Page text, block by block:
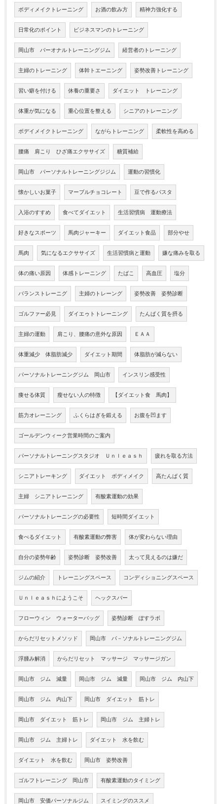
ボディメイクトレーニング お酒の飲み方 精神力強化する
日常化のポイント ビジネスマンのトレーニング
岡山市 パーオナルトレーニングジム 経営者のトレーニング
主婦のトレーニング 体幹トエーニング 姿勢改善トレーニング
習い癖を付ける 休養の重要さ ダイエット トレーニング
体重が気になる 重心位置を整える シニアのトレーニング
ボデイメイクトレーニング ながらトレーニング 柔軟性を高める
腰痛 肩こり ひざ痛エクササイズ 糖質補給
岡山市 パーソナルトレーニングジジム 運動の習慣化
懐かしいお菓子 マーブルチョコレート 豆で作るパスタ
入浴のすすめ 食べてダイエット 生活習慣病 運動療法
好きなスポーツ 馬肉ジャーキー ダイエット食品 部分やせ
馬肉 気になるエクササイズ 生活習慣病と運動 嫌な痛みを取る
体の痛い原因 体感トレーニング たばこ 高血圧 塩分
バランストレーニグ 主婦のトレーング 姿勢改善 姿勢診断
ゴルファー必見 ダイエゥトトレーニング たんぱく質を摂る
主婦の運動 肩こり、腰痛の意外な原因 ＥＡＡ
体重減少 体脂肪減少 ダイエット期間 体脂肪が減らない
パーソナルトレーニングジム 岡山市 インスリン感受性
痩せる体質 瘦せない人の特徴 【ダイエット食 馬肉】
筋力オレーニング ふくらはぎを鍛える お腹を凹ます
ゴールデンウィーク営業時間のご案内
パーソナルトレーニングスタジオ Ｕｎｌｅａｓｈ 疲れを取る方法
シニアトレーキング ダイエット ボディメイク 高たんぱく質
主婦 シニアトレーニング 有酸素運動の効果
パーソナルトレーニングの必要性 短時間ダイエット
食べるダイエット 有酸素運動の弊害 体が変わらない理由
自分の姿勢年齢 姿勢診断 姿勢改善 太って見えるのは嫌だ
ジムの紹介 トレーニングスペース コンディショニングスペース
Ｕｎｌｅａｓｈにようこそ ヘックスバー
フローウィン ウォーターバッグ 姿勢診断 ぽすラボ
からだリセットメソッド 岡山市 パ－ソナルトレーニングジム
浮腫み解消 からだリセット マッサージ マッサージガン
岡山市 ジム 減量 岡山市 ジム 減量 岡山市 ジム 内山下
岡山市 ジム 内山下 岡山市 ダイエット 筋トレ
岡山市 ダイエット 筋トレ 岡山市 ジム 主婦トレ
岡山市 ジム 主婦トレ ダイエット 水を飲む
ダイエット 水を飲む 岡山市 姿勢改善
ゴルフトレーニング 岡山市 有酸素運動のタイミング
岡山市 安価パーソナルジム スイミングのススメ